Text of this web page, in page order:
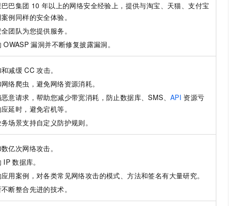
巴集团 10 年以上的网络安全经验上，提供与淘宝、天猫、支付宝
例同样的安全体验。
团队为您提供服务。
OWASP 漏洞并不断修复披露漏洞。
减缓 CC 攻击。
络爬虫，避免网络资源消耗。
意请求，帮助您减少带宽消耗，防止数据库、SMS、 API 资源亏
延时，避免宕机等。
场景支持自定义防护规则。
亿次网络攻击。
IP 数据库。
用案例，对各类常见网络攻击的模式、方法和签名有大量研究。
断整合先进的技术。